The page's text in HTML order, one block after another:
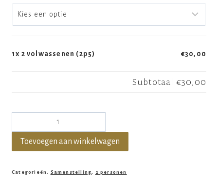
1x 2 volwassenen (2p5) €30,00
Subtotaal €30,00
Toevoegen aan winkelwagen
Categorieën: Samenstelling, 2 personen